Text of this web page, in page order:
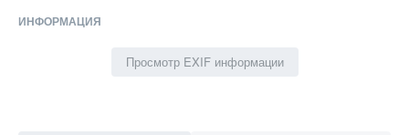
ИНФОРМАЦИЯ
Просмотр EXIF информации